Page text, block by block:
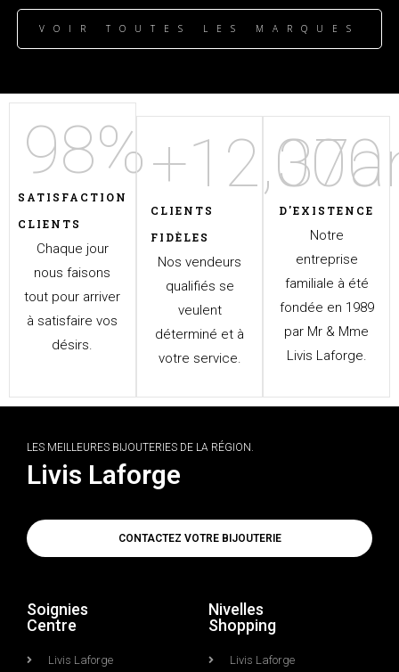
VOIR TOUTES LES MARQUES
SATISFACTION
CLIENTS
98%
Chaque jour
nous faisons
tout pour arriver
à satisfaire vos
désirs.
CLIENTS
FIDÈLES
+12,000
Nos vendeurs
qualifiés se
veulent
déterminé et à
votre service.
D'EXISTENCE
37
Notre
entreprise
familiale à été
fondée en 1989
par Mr & Mme
Livis Laforge.
LES MEILLEURES BIJOUTERIES DE LA RÉGION.
Livis Laforge
CONTACTEZ VOTRE BIJOUTERIE
Soignies
Centre
Livis Laforge
Nivelles
Shopping
Livis Laforge